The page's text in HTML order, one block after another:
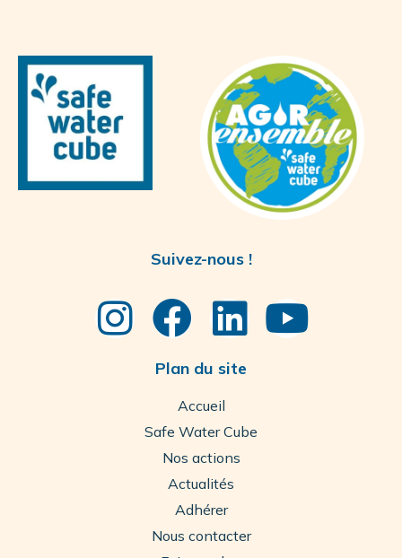
Suivez-nous !
Plan du site
Accueil
Safe Water Cube
Nos actions
Actualités
Adhérer
Nous contacter